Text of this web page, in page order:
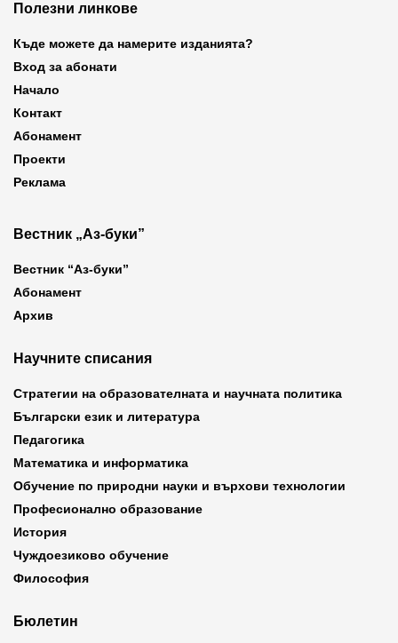
Полезни линкове
Къде можете да намерите изданията?
Вход за абонати
Начало
Контакт
Абонамент
Проекти
Реклама
Вестник „Аз-буки”
Вестник “Аз-буки”
Абонамент
Архив
Научните списания
Стратегии на образователната и научната политика
Български език и литература
Педагогика
Математика и информатика
Обучение по природни науки и върхови технологии
Професионално образование
История
Чуждоезиково обучение
Философия
Бюлетин